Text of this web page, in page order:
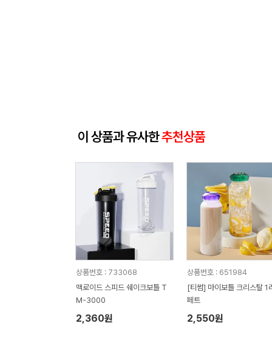
이 상품과 유사한추천상품
상품번호 : 733068
맥로이드 스피드 쉐이크보틀 T
M-3000
2,360원
상품번호 : 651984
[티썸] 마이보틀 크리스탈 1
페트
2,550원